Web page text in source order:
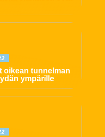
oikean tunnelman
ympärille